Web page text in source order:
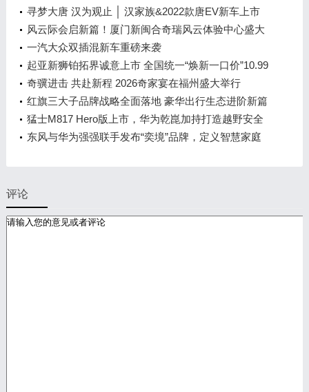
智能汽车集群
寻梦大唐 汉为观止 │ 汉家族&2022款唐EV新车上市
发布会，敬请期待！
风云际会启新篇！厦门新闽合奇瑞风云体验中心盛大
开业
一汽大众双插混新车重磅来袭
起亚新狮铂拓界诚意上市 全国统一“焕新一口价”10.99
万元起
奇骥进击 共赴新程 2026奇家宴在福州盛大举行
红旗三大子品牌战略全面落地 豪华出行生态进阶新篇
章
猛士M817 Hero版上市，华为乾崑加持打造越野安全
标杆！
东风与华为强强联手发布“奕境”品牌，定义智慧家庭
评论